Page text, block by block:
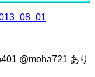
@moha721 あり